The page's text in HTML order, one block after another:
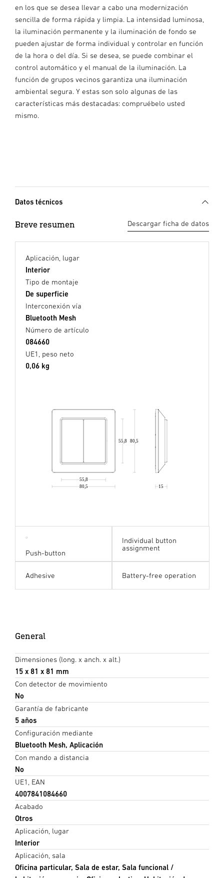
en los que se desea llevar a cabo una modernización
sencilla de forma rápida y limpia. La intensidad luminosa,
la iluminación permanente y la iluminación de fondo se
pueden ajustar de forma individual y controlar en función
de la hora o del día. Si se desea, se puede combinar el
control automático y el manual de la iluminación. La
función de grupos vecinos garantiza una iluminación
ambiental segura. Y estas son solo algunas de las
características más destacadas: compruébelo usted
mismo.
Datos técnicos
Breve resumen Descargar ficha de datos
Aplicación, lugar
Interior
Tipo de montaje
De superficie
Interconexión vía
Bluetooth Mesh
Número de artículo
084660
UE1, peso neto
0,06 kg
80,5 15
80,5
55,8
55,8
Push-button
Individual button
assignment
Adhesive Battery-free operation
General
Dimensiones (long. x anch. x alt.)
15 x 81 x 81 mm
Con detector de movimiento
No
Garantía de fabricante
5 años
Configuración mediante
Bluetooth Mesh, Aplicación
Con mando a distancia
No
UE1, EAN
4007841084660
Acabado
Otros
Aplicación, lugar
Interior
Aplicación, sala
Oficina particular, Sala de estar, Sala funcional /